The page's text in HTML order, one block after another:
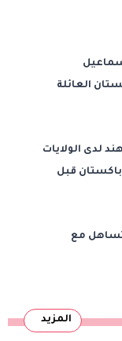
العائلة
لدى الولايات
قبل
تساهل مع
المزيد